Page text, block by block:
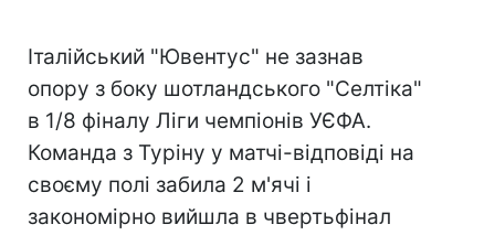
Італійський "Ювентус" не зазнав
опору з боку шотландського "Селтіка"
в 1/8 фіналу Ліги чемпіонів УЄФА.
Команда з Туріну у матчі-відповіді на
своєму полі забила 2 м'ячі і
закономірно вийшла в чвертьфінал